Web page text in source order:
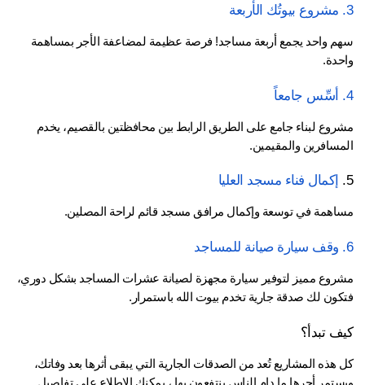
سهم واحد يجمع أربعة مساجد! فرصة عظيمة لمضاعفة الأجر بمساهمة
مشروع لبناء جامع على الطريق الرابط بين محافظتين بالقصيم، يخدم
والمقيمين.
إكمال فناء مسجد العليا
في توسعة وإكمال مرافق مسجد قائم لراحة المصلين.
مشروع مميز لتوفير سيارة مجهزة لصيانة عشرات المساجد بشكل دوري،
لك صدقة جارية تخدم بيوت الله باستمرار.
تبدأ؟
كل هذه المشاريع تُعد من الصدقات الجارية التي يبقى أثرها بعد وفاتك،
ويستمر أجرها ما دام الناس ينتفعون بها ، يمكنك الاطلاع على تفاصيل